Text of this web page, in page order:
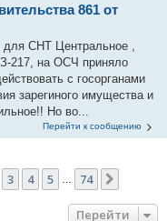
861 от
СНТ Центральное ,
217, на ОСЧ приняло
с госорганами
зарегиного имущества и
Но во...
Перейти к сообщению
из 74
3 4 5 74
Перейти